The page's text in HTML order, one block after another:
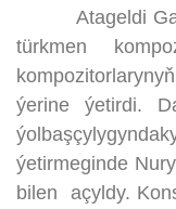
Atageldi
türkmen
ýerine ýetirdi.
ýetirmeginde
bilen açyldy.